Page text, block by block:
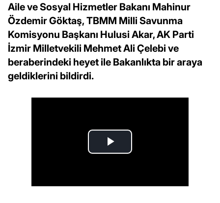
Aile ve Sosyal Hizmetler Bakanı Mahinur
Özdemir Göktaş, TBMM Milli Savunma
Komisyonu Başkanı Hulusi Akar, AK Parti
İzmir Milletvekili Mehmet Ali Çelebi ve
beraberindeki heyet ile Bakanlıkta bir araya
geldiklerini bildirdi.